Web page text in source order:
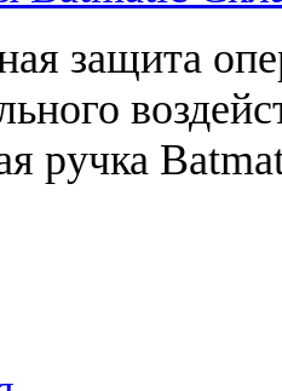
защита
ручка